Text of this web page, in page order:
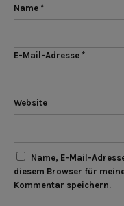
Name *
E-Mail-Adresse *
Website
Name, E-Mail-
diesem Browser für
Kommentar speichern.